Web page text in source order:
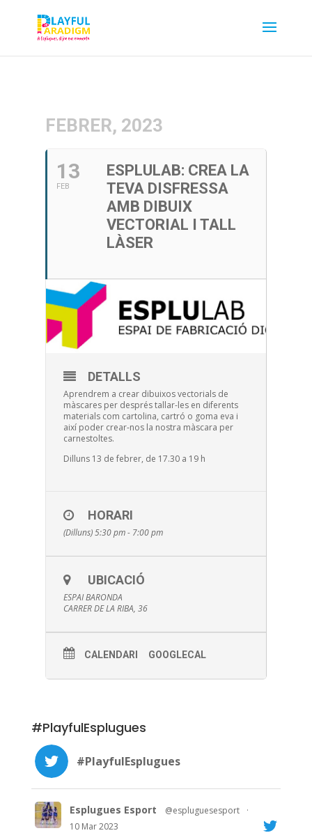
FEBRER, 2023
13
FEB
ESPLULAB: CREA LA
TEVA DISFRESSA
AMB DIBUIX
VECTORIAL I TALL
LÀSER
DETALLS
Aprendrem a crear dibuixos vectorials de
màscares per després tallar-les en diferents
materials com cartolina, cartró o goma eva i
així poder crear-nos la nostra màscara per
carnestoltes.
Dilluns 13 de febrer, de 17.30 a 19 h
HORARI
(Dilluns) 5:30 pm - 7:00 pm
UBICACIÓ
ESPAI BARONDA
CARRER DE LA RIBA, 36
CALENDARI GOOGLECAL
#PlayfulEsplugues
#PlayfulEsplugues
Esplugues Esport @espluguesesport
·
10 Mar 2023